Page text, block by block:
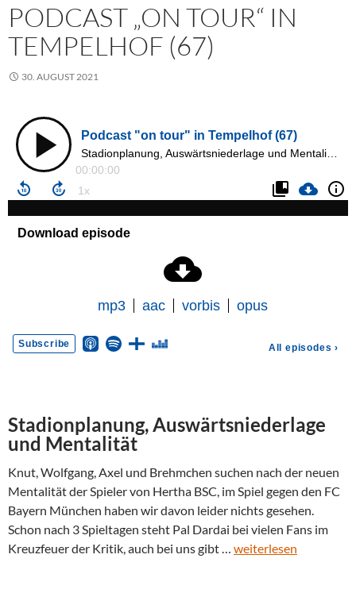
PODCAST „ON TOUR“ IN
TEMPELHOF (67)
30. AUGUST 2021
Stadionplanung, Auswärtsniederlage
und Mentalität
Knut, Wolfgang, Axel und Brehmchen suchen nach der neuen
Mentalität der Spieler von Hertha BSC, im Spiel gegen den FC
Bayern München haben wir davon leider nichts gesehen.
Schon nach 3 Spieltagen steht Pal Dardai bei vielen Fans im
Kreuzfeuer der Kritik, auch bei uns gibt … weiterlesen